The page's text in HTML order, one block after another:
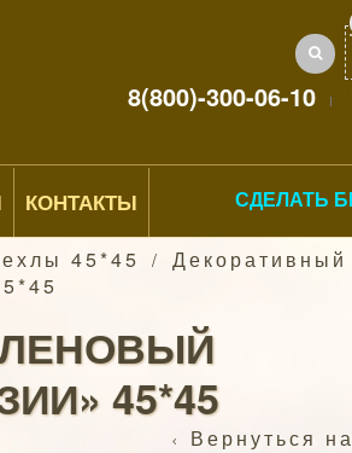
8(800)-300-06-10
КОНТАКТЫ СДЕЛАТЬ
45*45 /
45*45
Вернуться